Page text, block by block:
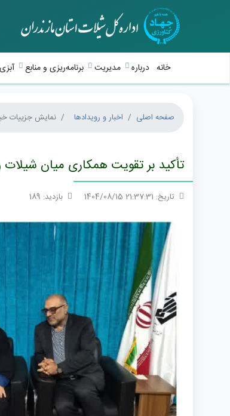
خانه درباره مدیریت برنامه‌ریزی و منابع
صفحه اصلی اخبار و رویدادها نمایش جزییات
تأکید بر تقویت همکاری میان شیلات
تاریخ: 21:37:31 1404/08/15 بازدید: 189